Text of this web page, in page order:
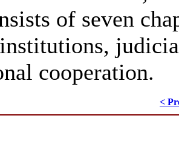
of seven
cooperation.
<